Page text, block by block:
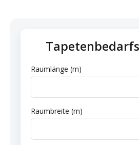
Raumlänge (m)
Raumbreite (m)